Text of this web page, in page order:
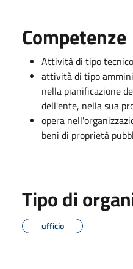
Competenze
Attività di tipo
attività di tipo
nella pianificazione
dell'ente, nella sua
opera
beni di proprietà
Tipo di
ufficio